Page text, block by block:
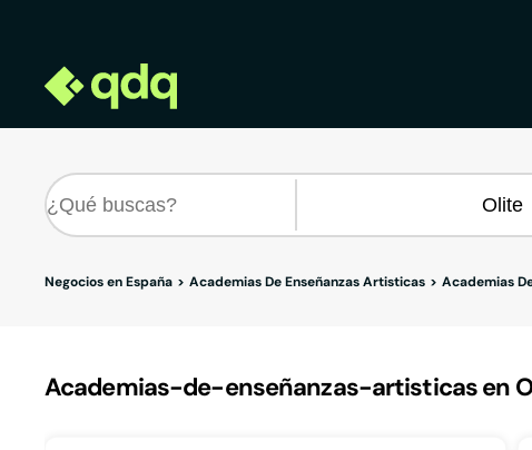
Negocios en España Academias De Enseñanzas Artisticas Academias
Academias-de-enseñanzas-artisticas en